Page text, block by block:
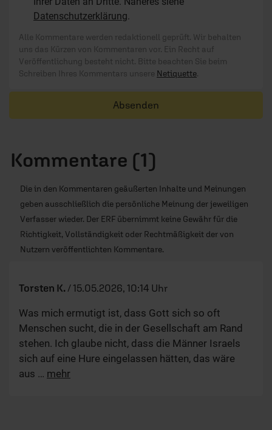
Datenschutzerklärung.
Alle Kommentare werden redaktionell geprüft. Wir behalten
uns das Kürzen von Kommentaren vor. Ein Recht auf
Veröffentlichung besteht nicht. Bitte beachten Sie beim
Schreiben Ihres Kommentars unsere Netiquette.
Absenden
Kommentare (1)
Die in den Kommentaren geäußerten Inhalte und Meinungen
geben ausschließlich die persönliche Meinung der jeweiligen
Verfasser wieder. Der ERF übernimmt keine Gewähr für die
Richtigkeit, Vollständigkeit oder Rechtmäßigkeit der von
Nutzern veröffentlichten Kommentare.
Torsten K. / 15.05.2026, 10:14 Uhr
Was mich ermutigt ist, dass Gott sich so oft
Menschen sucht, die in der Gesellschaft am Rand
stehen. Ich glaube nicht, dass die Männer Israels
sich auf eine Hure eingelassen hätten, das wäre
aus … mehr